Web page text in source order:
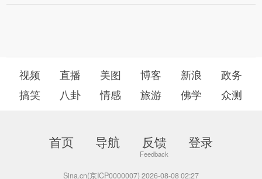
视频 直播 美图 博客 新浪
政务
搞笑
八卦 情感 旅游 佛学 众测
首页 导航 反馈 登录
Sina.cn(京ICP0000007) 2026-08-08 02:27